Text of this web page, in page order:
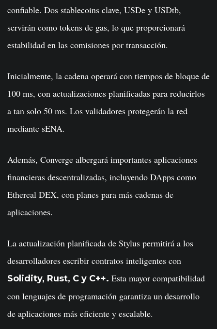
confiable. Dos stablecoins clave, USDe y USDtb,
servirán como tokens de gas, lo que proporcionará
estabilidad en las comisiones por transacción.
Inicialmente, la cadena operará con tiempos de bloque de
100 ms, con actualizaciones planificadas para reducirlos
a tan solo 50 ms. Los validadores protegerán la red
mediante sENA.
Además, Converge albergará importantes aplicaciones
financieras descentralizadas, incluyendo DApps como
Ethereal DEX, con planes para más cadenas de
aplicaciones.
La actualización planificada de Stylus permitirá a los
desarrolladores escribir contratos inteligentes con
Solidity, Rust, C y C++. Esta mayor compatibilidad
con lenguajes de programación garantiza un desarrollo
de aplicaciones más eficiente y escalable.